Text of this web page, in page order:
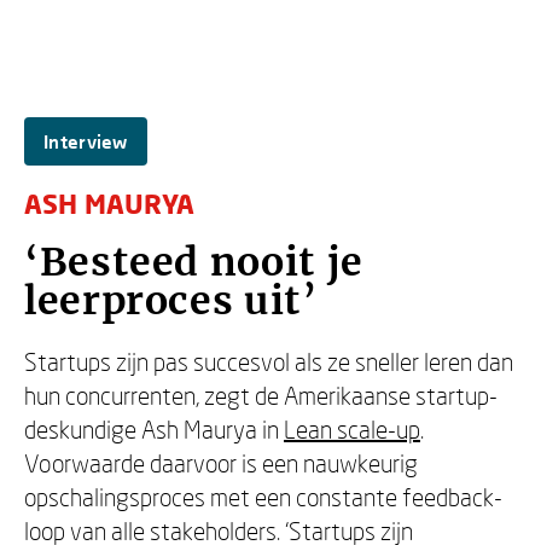
Interview
ASH MAURYA
‘Besteed nooit je
leerproces uit’
Startups zijn pas succesvol als ze sneller leren dan
hun concurrenten, zegt de Amerikaanse startup-
deskundige Ash Maurya in Lean scale-up.
Voorwaarde daarvoor is een nauwkeurig
opschalingsproces met een constante feedback-
loop van alle stakeholders. ‘Startups zijn